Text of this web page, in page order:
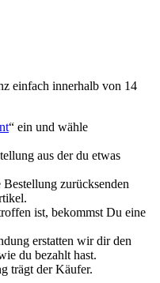
einfach innerhalb von 14
“ ein und wähle
aus der du etwas
zurücksenden
ist, bekommst Du eine
erstatten wir dir den
du bezahlt hast.
trägt der Käufer.